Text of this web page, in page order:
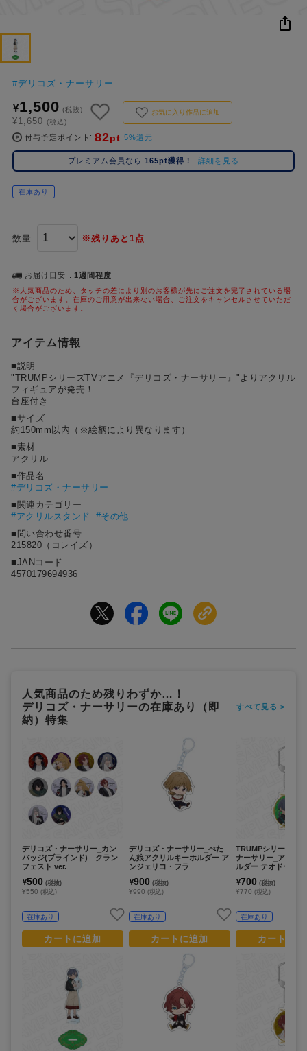
ー
ワ
ド
1位 #ポケットモンスター（ポケモン）
2位 #ハイキュー!!
#初音ミク シリーズ
#名探偵コナン
5位 #呪術廻戦
#ゴールデンカムイ
#デリコズ・ナーサリー
¥1,500 (税抜)
¥1,650 (税込)
お気に入り作品に追加
付与予定ポイント 82pt 5%還元
プレミアム会員なら 165pt獲得！ 詳細を見る
在庫あり
数量 ※残りあと1点
お届け目安 1週間程度
※人気商品のため、タッチの差により別のお客様が先にご注文を完了されている場
合がございます。在庫のご用意が出来ない場合、ご注文をキャンセルさせていただ
く場合がございます。
アイテム情報
■説明
"TRUMPシリーズTVアニメ『デリコズ・ナーサリー』"よりアクリル
フィギュアが発売！
台座付き
■サイズ
約150mm以内（※絵柄により異なります）
■素材
アクリル
■作品名
#デリコズ・ナーサリー
■関連カテゴリー
#アクリルスタンド
#その他
■問い合わせ番号
215820（コレイズ）
■JANコード
4570179694936
人気商品のため残りわずか…！
デリコズ・ナーサリーの在庫あり（即
納）特集
すべて見る >
デリコズ・ナーサリー_カン
バッジ(ブラインド) クラン
フェスト ver.
¥500 (税抜)
¥550 (税込)
在庫あり
カートに追加
デリコズ・ナーサリー_ぺた
ん娘アクリルキーホルダー ア
ンジェリコ・フラ
¥900 (税抜)
¥990 (税込)
在庫あり
カートに追加
TRUMPシリーズ デ
ナーサリー_アクリ
ルダー テオドール
¥700 (税抜)
¥770 (税込)
在庫あり
カートに